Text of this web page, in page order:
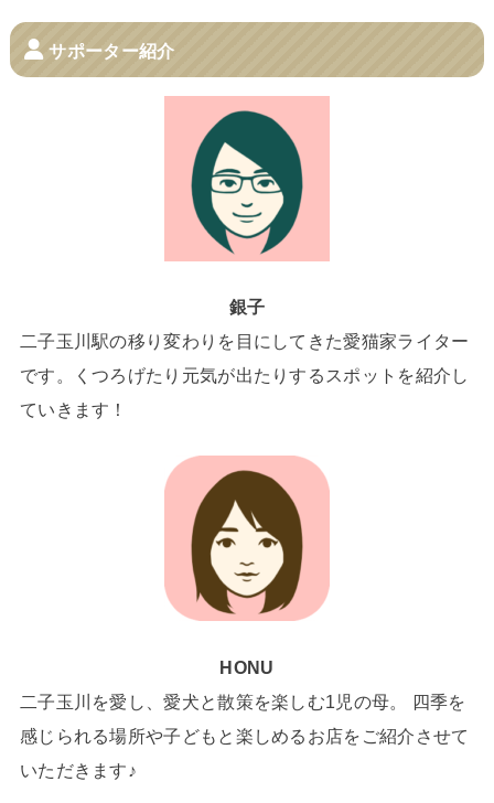
サポーター紹介
銀子
二子玉川駅の移り変わりを目にしてきた愛猫家ライター
です。くつろげたり元気が出たりするスポットを紹介し
ていきます！
HONU
二子玉川を愛し、愛犬と散策を楽しむ1児の母。 四季を
感じられる場所や子どもと楽しめるお店をご紹介させて
いただきます♪